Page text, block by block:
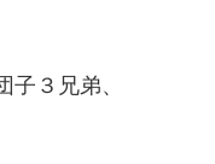
３兄弟、